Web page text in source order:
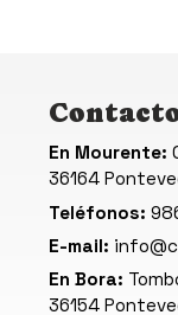
En Mourente:
36164
Teléfonos:
E-mail:
En Bora:
36154